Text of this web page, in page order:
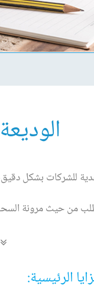
للشركات بشكل
من حيث مرونة السحب
الرئيسية: